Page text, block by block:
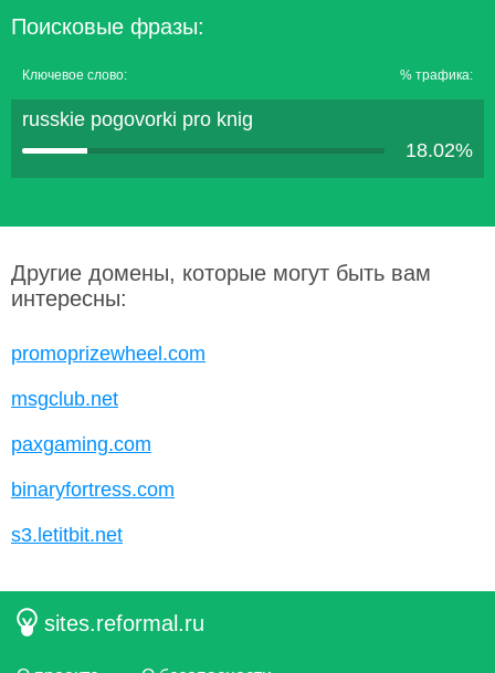
Поисковые фразы:
Ключевое слово: % трафика:
russkie pogovorki pro knig
18.02%
Другие домены, которые могут быть вам
интересны:
promoprizewheel.com
msgclub.net
paxgaming.com
binaryfortress.com
s3.letitbit.net
sites.reformal.ru